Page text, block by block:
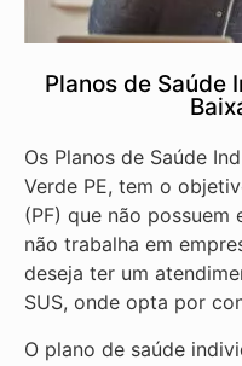
Planos de Saúde
Os Planos de Saúde
Verde PE, tem o
(PF) que não possuem
não trabalha em
deseja ter um
SUS, onde opta por
O plano de saúde